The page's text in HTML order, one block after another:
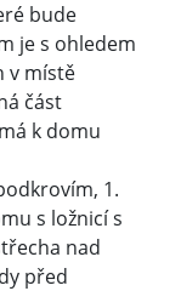
bude
je s ohledem
v místě
část
k domu
1.
s ložnicí s
nad
před